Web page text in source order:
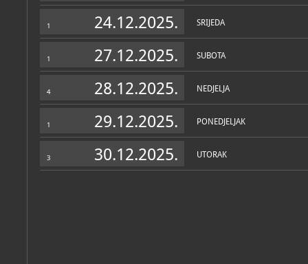
1 24.12.2025. SRIJEDA
1 27.12.2025. SUBOTA
4 28.12.2025. NEDJELJA
1 29.12.2025. PONEDJELJAK
3 30.12.2025. UTORAK